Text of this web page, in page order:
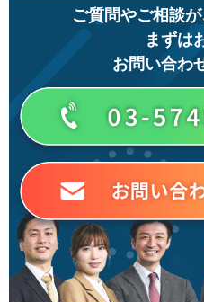
ご質問やご相談が
まずは
お問い合わ